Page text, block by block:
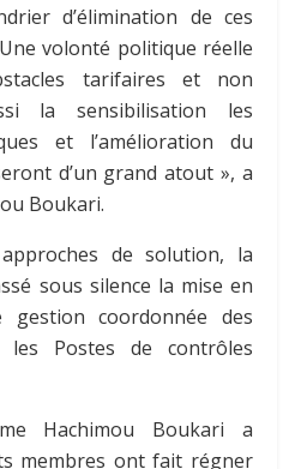
d’élimination de ces
volonté politique réelle
tarifaires et non
la sensibilisation les
et l’amélioration du
d’un grand atout », a
Boukari.
de solution, la
sous silence la mise en
gestion coordonnée des
Postes de contrôles
Hachimou Boukari a
membres ont fait régner